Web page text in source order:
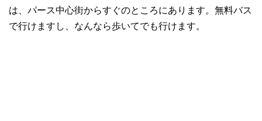
は、パース中心街からすぐのところにあります。無料バス
で行けますし、なんなら歩いてでも行けます。